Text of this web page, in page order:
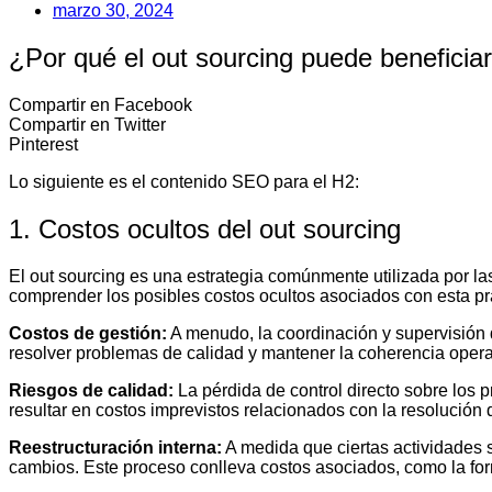
marzo 30, 2024
¿Por qué el out sourcing puede
Compartir en Facebook
Compartir en Twitter
Pinterest
Lo siguiente es el contenido SEO para el H2:
1. Costos ocultos del out sourcing
El out sourcing es una estrategia comúnmente utilizada por
comprender los posibles costos ocultos asociados con esta
Costos de gestión: A menudo, la coordinación y
resolver problemas de calidad y mantener la coherencia
Riesgos de calidad: La pérdida de control directo sobre los
resultar en costos imprevistos relacionados con la
Reestructuración interna: A medida que ciertas actividades
cambios. Este proceso conlleva costos asociados, como la